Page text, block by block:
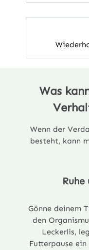
Was
Wenn der
besteht, kann
Gönne deinem
den
Leckerlis,
Futterpause